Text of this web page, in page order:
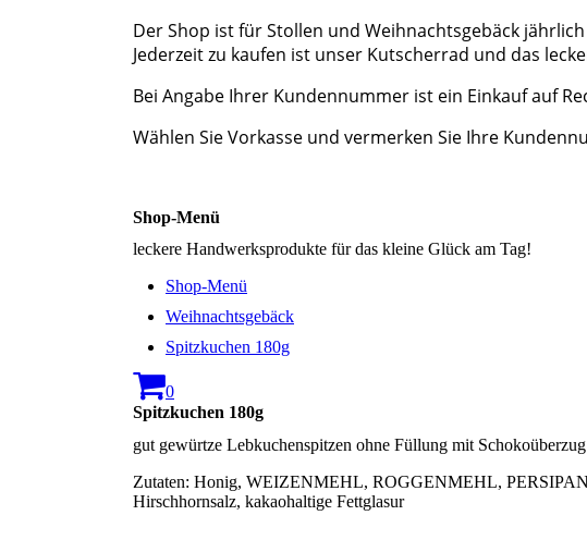
Der Shop ist für Stollen und Weihnachtsgebäck
Jederzeit zu kaufen ist unser Kutscherrad und das
Bei Angabe Ihrer Kundennummer ist ein Einkauf auf
Wählen Sie Vorkasse und vermerken Sie Ihre
Shop-Menü
leckere Handwerksprodukte für das kleine Glück am Tag!
Shop-Menü
Weihnachtsgebäck
Spitzkuchen 180g
0
Spitzkuchen 180g
gut gewürtze Lebkuchenspitzen ohne Füllung mit Schokoüberzug
Zutaten: Honig, WEIZENMEHL, ROGGENMEHL,
Hirschhornsalz, kakaohaltige Fettglasur